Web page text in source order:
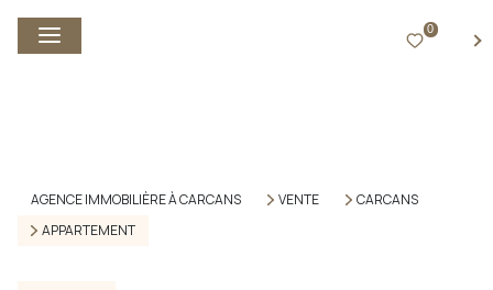
0
AGENCE IMMOBILIÈRE À CARCANS VENTE
CARCANS
APPARTEMENT